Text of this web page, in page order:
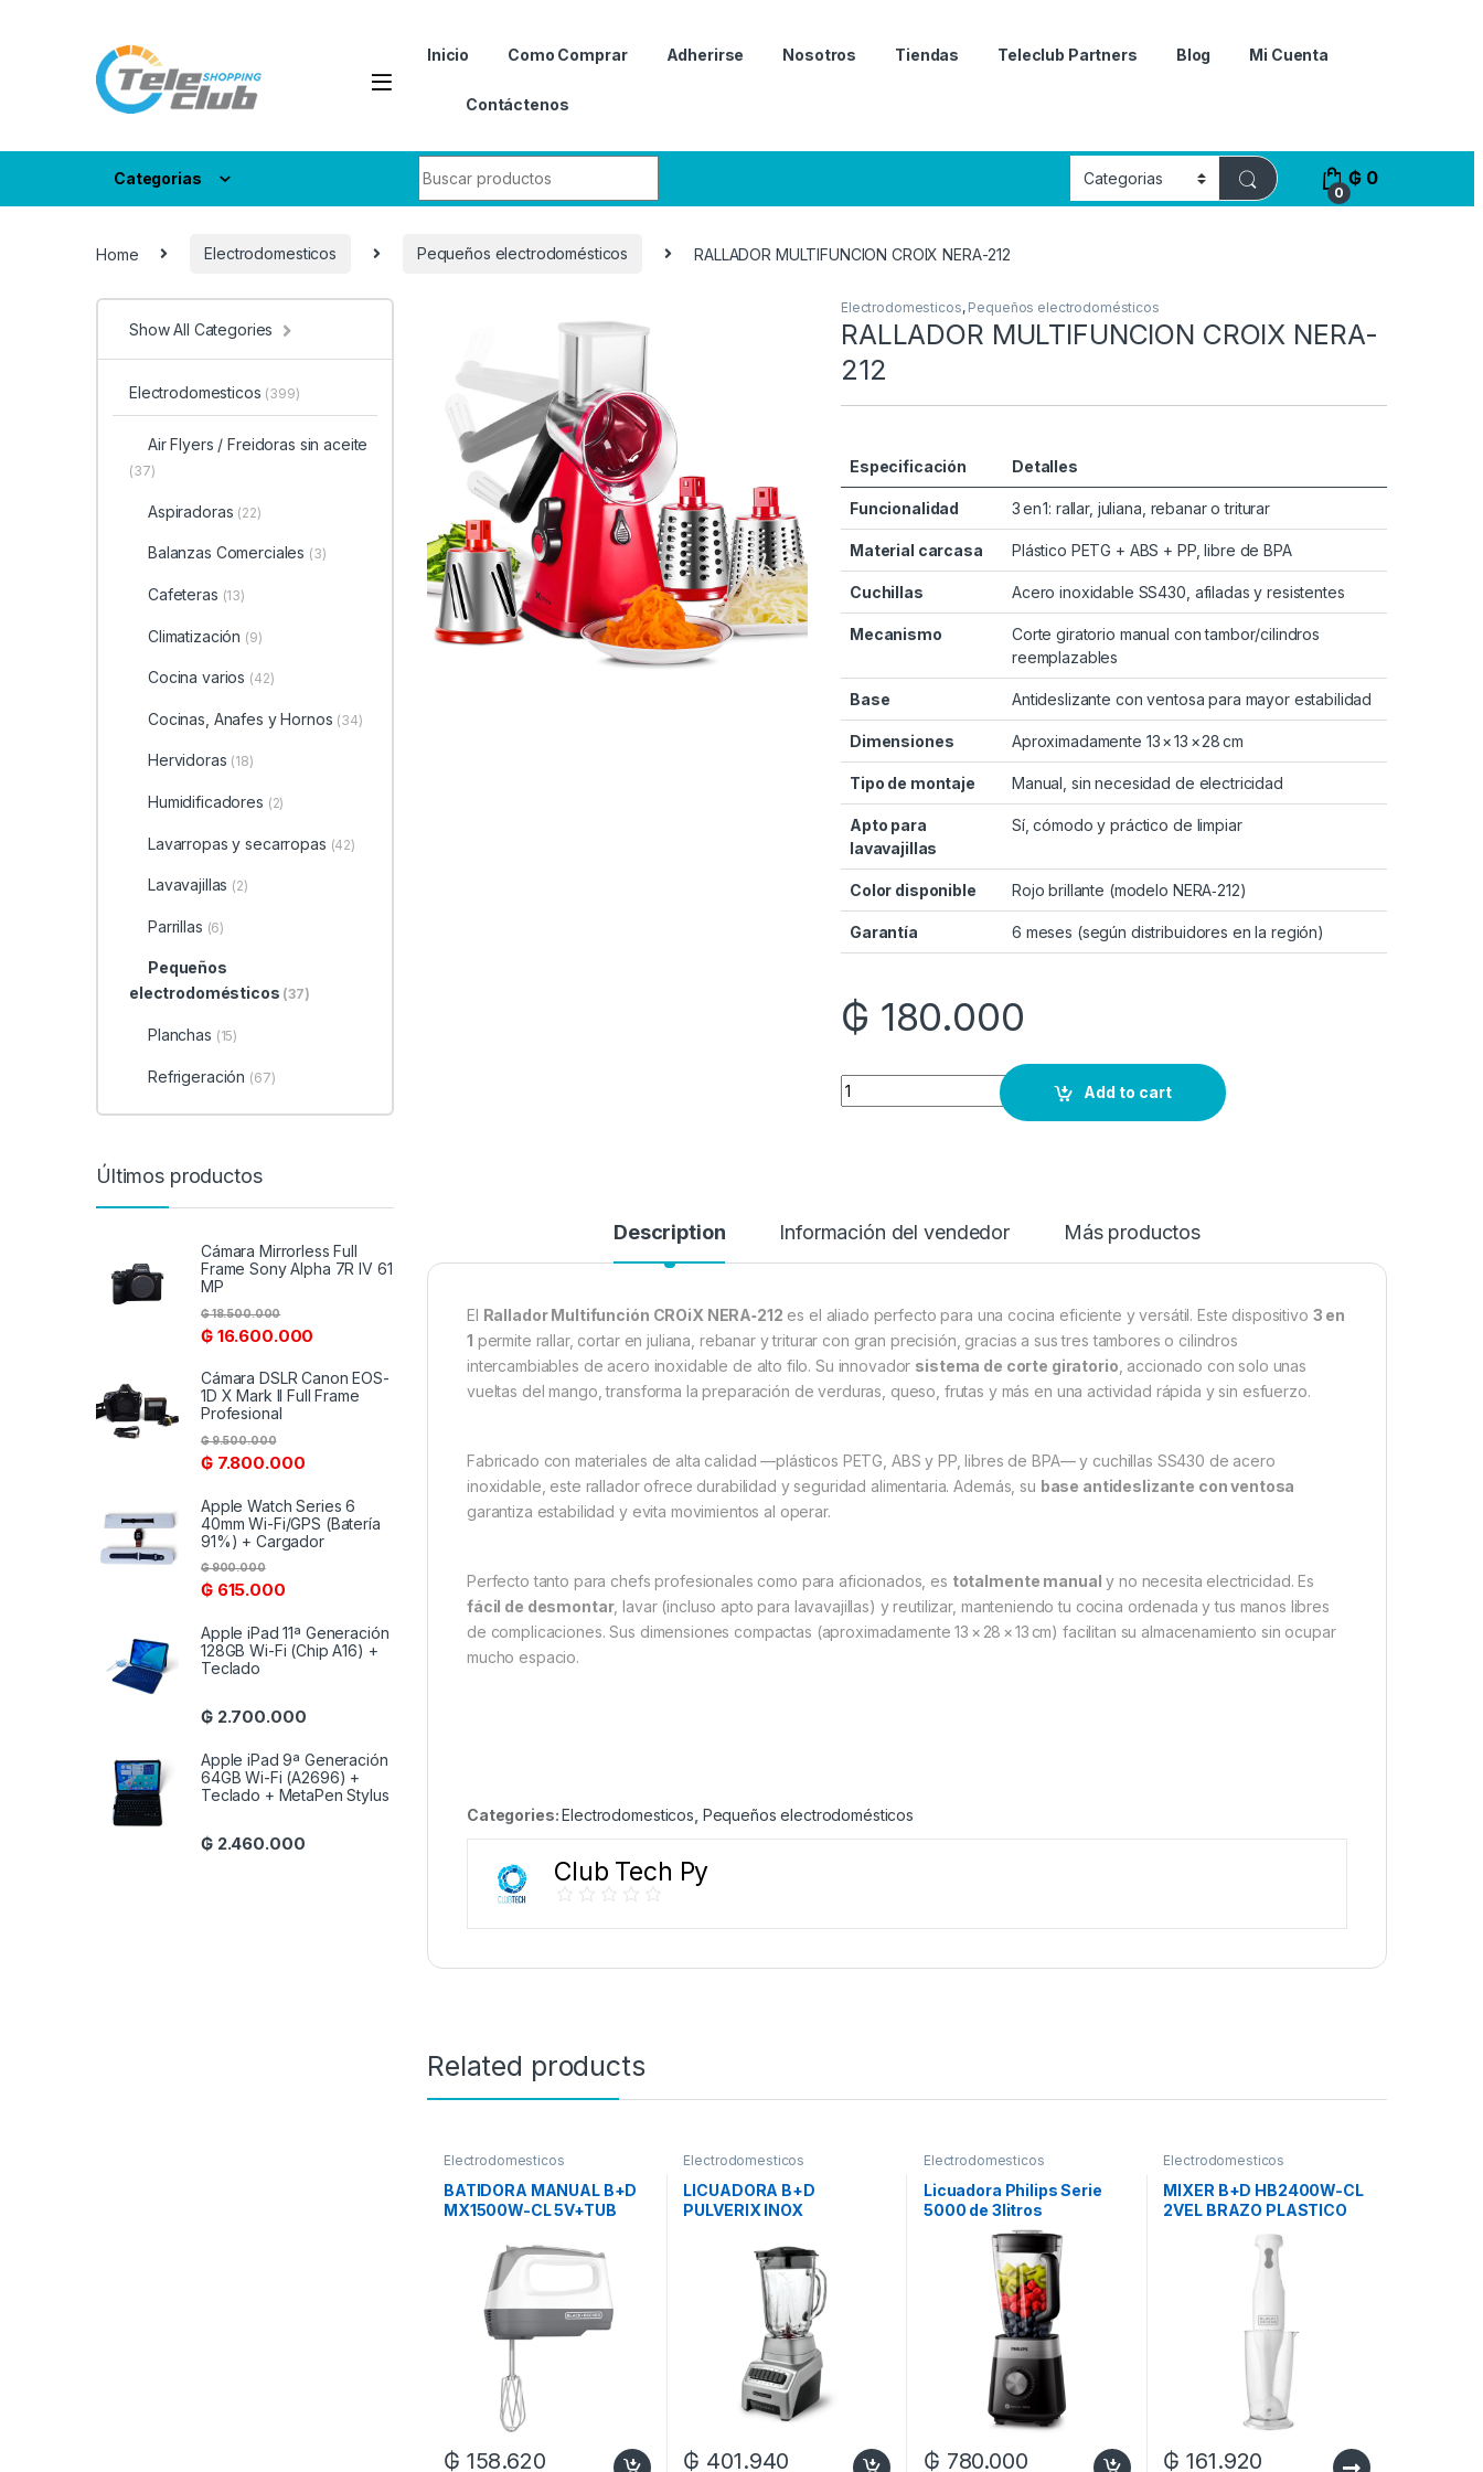
Inicio Como Comprar Adherirse Nosotros Tiendas Teleclub Partners Blog Mi Cuenta
Contáctenos
Categorias
0
₲ 0
Home Electrodomesticos Pequeños electrodomésticos RALLADOR MULTIFUNCION CROIX NERA-212
Electrodomesticos, Pequeños electrodomésticos
RALLADOR MULTIFUNCION CROIX NERA-
212
Especificación Detalles
Funcionalidad 3 en 1: rallar, juliana, rebanar o triturar
Material carcasa Plástico PETG + ABS + PP, libre de BPA
Cuchillas Acero inoxidable SS430, afiladas y resistentes
Mecanismo
Corte giratorio manual con tambor/cilindros
reemplazables
Base Antideslizante con ventosa para mayor estabilidad
Dimensiones Aproximadamente 13 × 13 × 28 cm
Tipo de montaje Manual, sin necesidad de electricidad
Apto para
lavavajillas
Sí, cómodo y práctico de limpiar
Color disponible Rojo brillante (modelo NERA‑212)
Garantía 6 meses (según distribuidores en la región)
₲ 180.000
Quantity
Add to cart
Description Información del vendedor Más productos
El Rallador Multifunción CROiX NERA‑212 es el aliado perfecto para una cocina eficiente y versátil. Este dispositivo 3 en
1 permite rallar, cortar en juliana, rebanar y triturar con gran precisión, gracias a sus tres tambores o cilindros
intercambiables de acero inoxidable de alto filo.Su innovador sistema de corte giratorio , accionado con solo unas
vueltas del mango, transforma la preparación de verduras, queso, frutas y más en una actividad rápida y sin esfuerzo.
Fabricado con materiales de alta calidad —plásticos PETG, ABS y PP, libres de BPA— y cuchillas SS430 de acero
inoxidable, este rallador ofrece durabilidad y seguridad alimentaria.Además, su base antideslizante con ventosa
garantiza estabilidad y evita movimientos al operar.
Perfecto tanto para chefs profesionales como para aficionados, es totalmente manual y no necesita electricidad. Es
fácil de desmontar, lavar (incluso apto para lavavajillas) y reutilizar, manteniendo tu cocina ordenada y tus manos libres
de complicaciones.Sus dimensiones compactas (aproximadamente 13 × 28 × 13 cm) facilitan su almacenamiento sin ocupar
mucho espacio.
Categories:Electrodomesticos Pequeños electrodomésticos
Club Tech Py
Related products
Electrodomesticos
BATIDORA MANUAL B+D
MX1500W-CL 5V+TUB
175W220V
₲ 158.620
Electrodomesticos
LICUADORA B+D
PULVERIX INOX
₲ 401.940
Electrodomesticos
Licuadora Philips Serie
5000 de 3litros
₲ 780.000
Electrodomesticos
MIXER B+D HB2400W-CL
2VEL BRAZO PLASTICO
VASO MED 700ML
₲ 161.920
Show All Categories
Electrodomesticos (399)
Air Flyers / Freidoras sin aceite
(37)
Aspiradoras (22)
Balanzas Comerciales (3)
Cafeteras (13)
Climatización (9)
Cocina varios (42)
Cocinas, Anafes y Hornos (34)
Hervidoras (18)
Humidificadores (2)
Lavarropas y secarropas (42)
Lavavajillas (2)
Parrillas (6)
Pequeños
electrodomésticos (37)
Planchas (15)
Refrigeración (67)
Últimos productos
Cámara Mirrorless Full
Frame Sony Alpha 7R IV 61
MP
₲16.600.000
₲18.500.000
Cámara DSLR Canon EOS-
1D X Mark II Full Frame
Profesional
₲7.800.000
₲9.500.000
Apple Watch Series 6
40mm Wi-Fi/GPS (Batería
91%) + Cargador
₲615.000
₲900.000
Apple iPad 11ª Generación
128GB Wi-Fi (Chip A16) +
Teclado
₲2.700.000
Apple iPad 9ª Generación
64GB Wi-Fi (A2696) +
Teclado + MetaPen Stylus
₲2.460.000